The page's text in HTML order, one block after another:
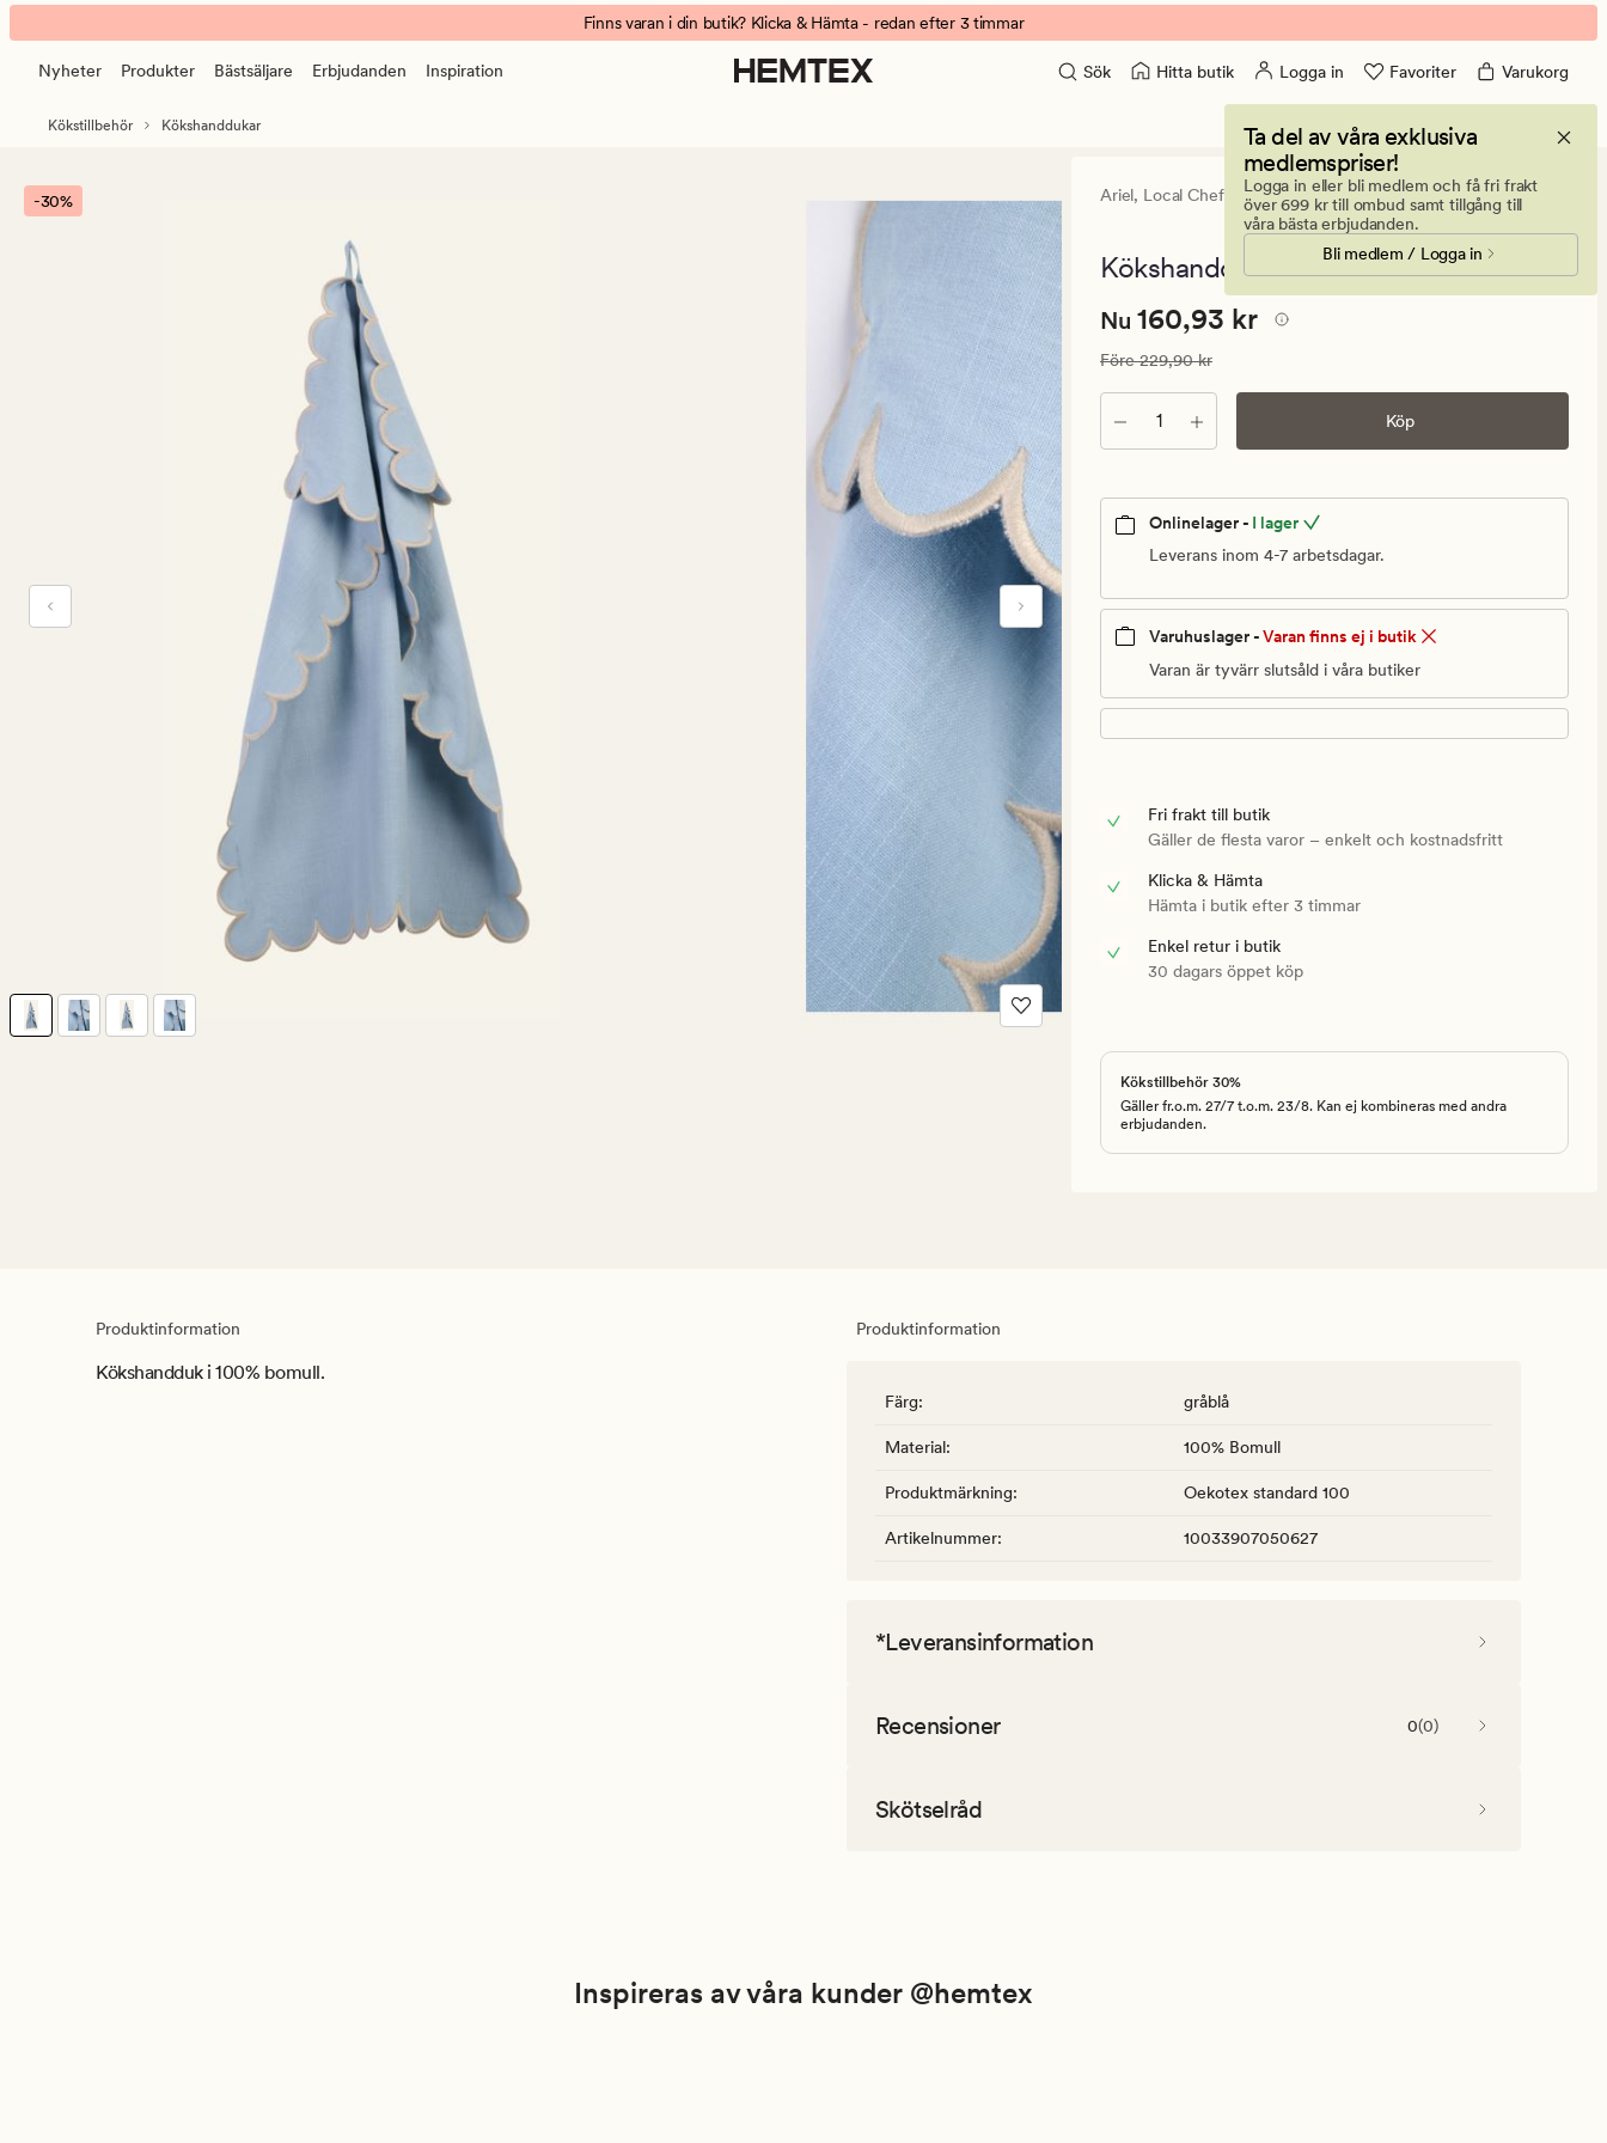
Ariel
kökshandduk
gråblå
banner.
Klicka
ESCAPE
att
pausa.
Finns varan i din butik? Klicka & Hämta - redan efter 3 timmar
Nyheter Produkter Bästsäljare Erbjudanden Inspiration Sök Hitta butik Logga in Favoriter Varukorg
Ta del av våra exklusiva
medlemspriser!
Logga in eller bli medlem och få fri frakt
över 699 kr till ombud samt tillgång till
våra bästa erbjudanden.
Bli medlem / Logga in
Kökstillbehör Kökshanddukar
-30% Ariel, Local Chef
0
med
betyg
0
Kökshandduk gråblå - 70x50 cm
Nuvarande
160,93
kr.
Ordinarie
pris
Nuvarande pris
Nu 160,93 kr
Ordinarie pris 229,90 kr
Före229,90 kr
Antal Köp
Onlinelager - I lager
Leverans inom 4-7 arbetsdagar.
Varuhuslager -Varan finns ej i butik
Varan är tyvärr slutsåld i våra butiker
Fri frakt till butik
Gäller de flesta varor – enkelt och kostnadsfritt
Klicka & Hämta
Hämta i butik efter 3 timmar
Enkel retur i butik
30 dagars öppet köp
Kökstillbehör 30%
Gäller fr.o.m. 27/7 t.o.m. 23/8. Kan ej kombineras med andra
erbjudanden.
Produktinformation
Kökshandduk i 100% bomull.
Produktinformation
Färg: gråblå
Material: 100% Bomull
Produktmärkning: Oekotex standard 100
Artikelnummer: 10033907050627
*Leveransinformation
Recensioner 0(0)
Skötselråd
Inspireras av våra kunder @hemtex